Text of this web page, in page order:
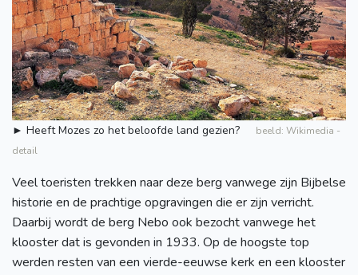
► Heeft Mozes zo het beloofde land gezien?
beeld: Wikimedia -
detail
Veel toeristen trekken naar deze berg vanwege zijn Bijbelse
historie en de prachtige opgravingen die er zijn verricht.
Daarbij wordt de berg Nebo ook bezocht vanwege het
klooster dat is gevonden in 1933. Op de hoogste top
werden resten van een vierde-eeuwse kerk en een klooster